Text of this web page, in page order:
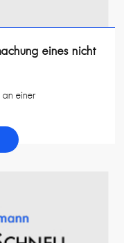
eines nicht
einer